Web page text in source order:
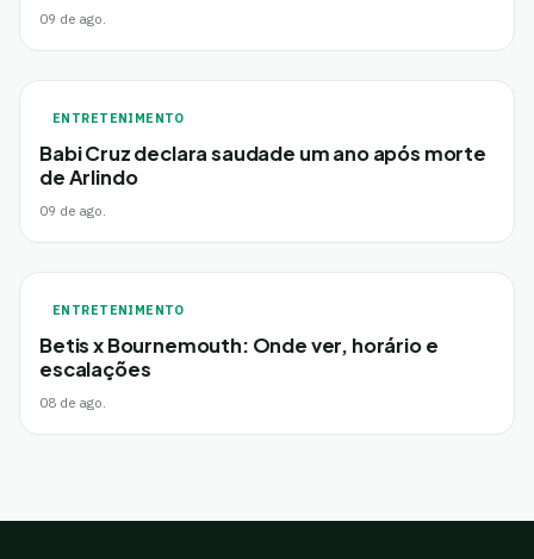
09 de ago.
ENTRETENIMENTO
Babi Cruz declara saudade um ano após morte
de Arlindo
09 de ago.
ENTRETENIMENTO
Betis x Bournemouth: Onde ver, horário e
escalações
08 de ago.